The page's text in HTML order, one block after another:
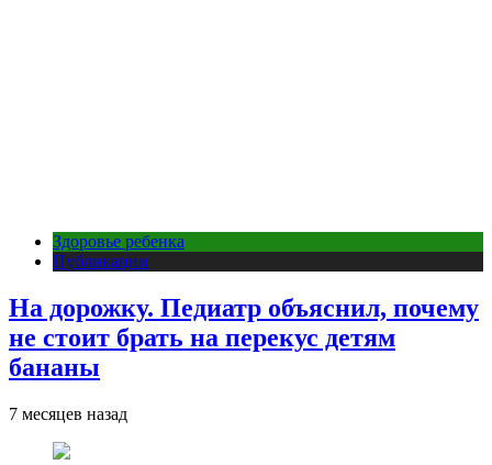
Здоровье ребенка
Публикации
На дорожку. Педиатр объяснил, почему
не стоит брать на перекус детям
бананы
7 месяцев назад